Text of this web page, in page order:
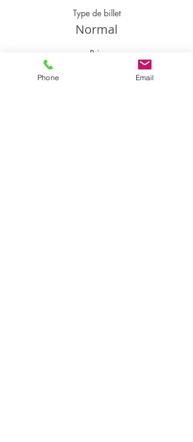
Type de billet
Normal
Prix
+ 2,50 € de frais de billetterie
Phone Email